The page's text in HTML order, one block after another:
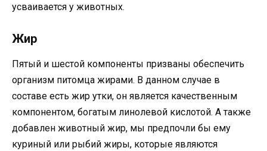
усваивается у животных.
Жир
Пятый и шестой компоненты призваны обеспечить
организм питомца жирами. В данном случае в
составе есть жир утки, он является качественным
компонентом, богатым линолевой кислотой. А также
добавлен животный жир, мы предпочли бы ему
куриный или рыбий жиры, которые являются